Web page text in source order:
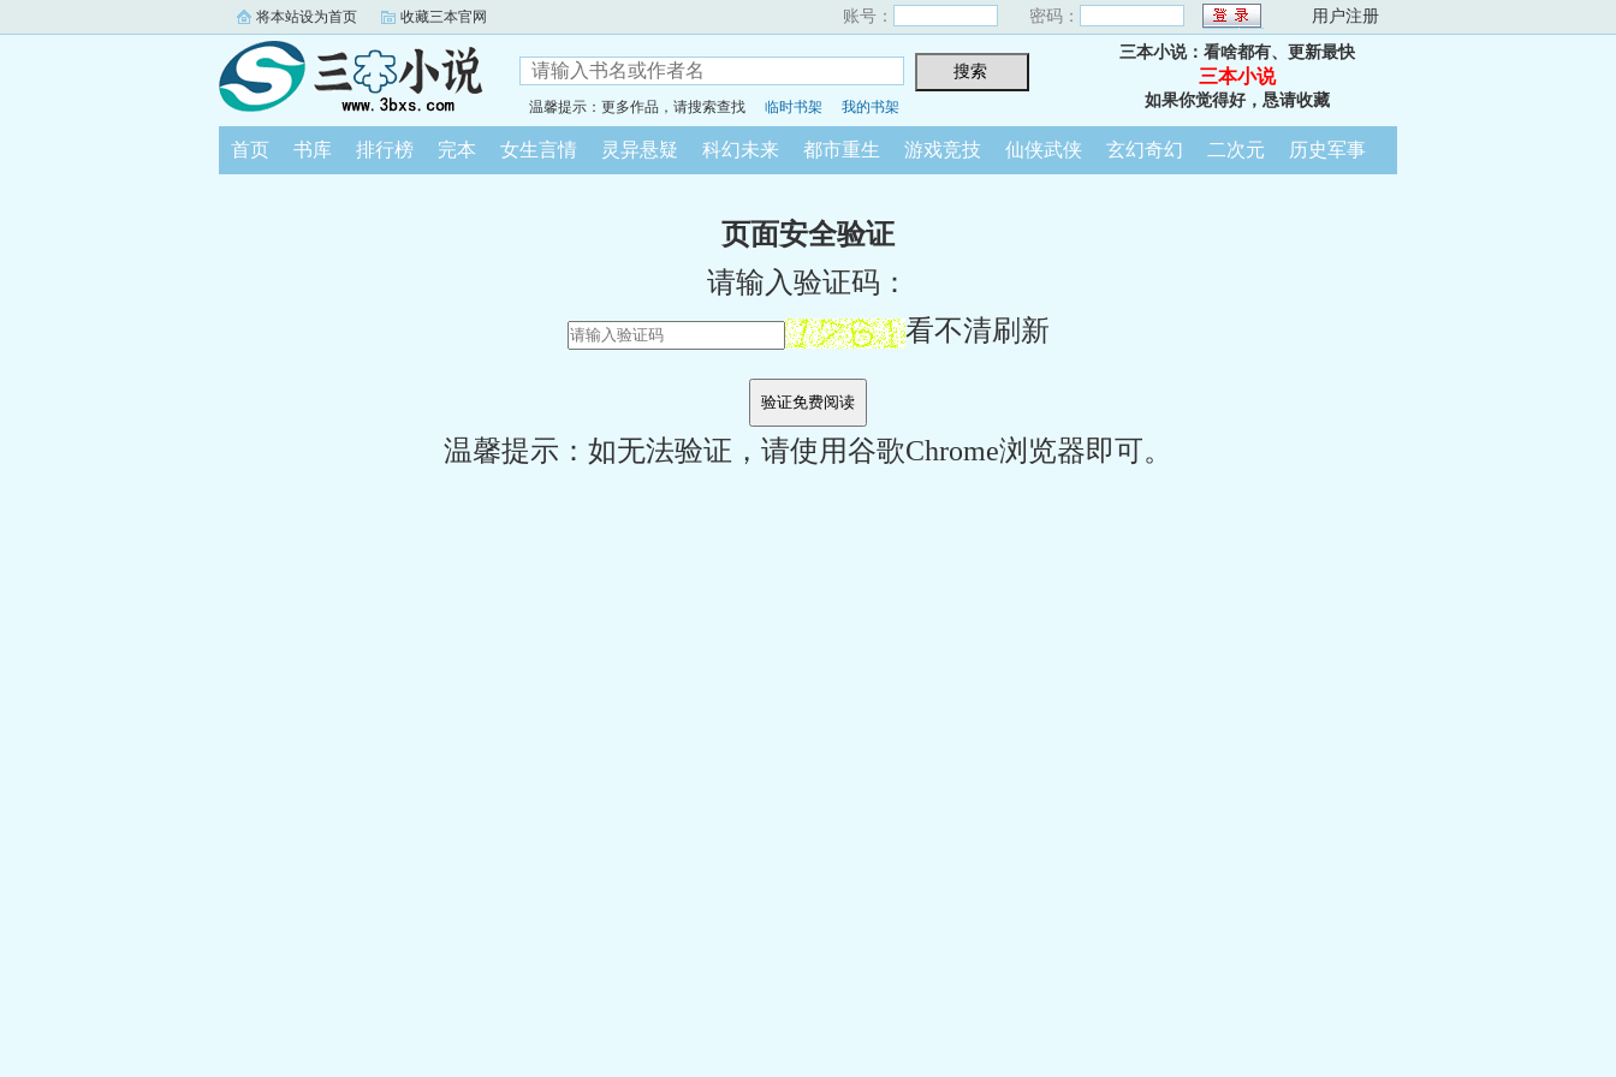
将本站设为首页 收藏三本官网 账号： 密码： 用户注册
温馨提示：更多作品，请搜索查找 临时书架 我的书架
三本小说：看啥都有、更新最快
三本小说
如果你觉得好，恳请收藏
首页 书库 排行榜 完本 女生言情 灵异悬疑 科幻未来 都市重生 游戏竞技 仙侠武侠 玄幻奇幻 二次元 历史军事
页面安全验证
请输入验证码：
看不清刷新
温馨提示：如无法验证，请使用谷歌Chrome浏览器即可。